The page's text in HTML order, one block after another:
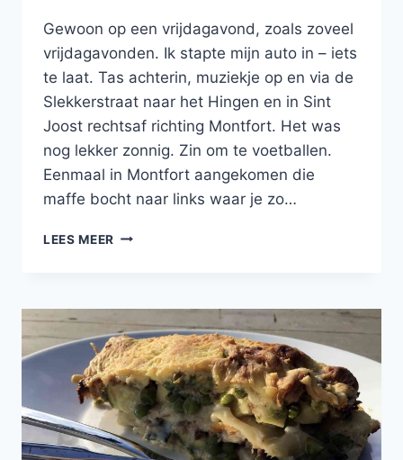
Gewoon op een vrijdagavond, zoals zoveel
vrijdagavonden. Ik stapte mijn auto in – iets
te laat. Tas achterin, muziekje op en via de
Slekkerstraat naar het Hingen en in Sint
Joost rechtsaf richting Montfort. Het was
nog lekker zonnig. Zin om te voetballen.
Eenmaal in Montfort aangekomen die
maffe bocht naar links waar je zo…
LEES MEER ZONSONDERGANG